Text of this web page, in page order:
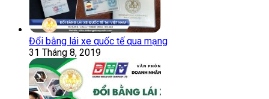
Đổi bằng lái xe quốc tế qua mạng
31 Tháng 8, 2019